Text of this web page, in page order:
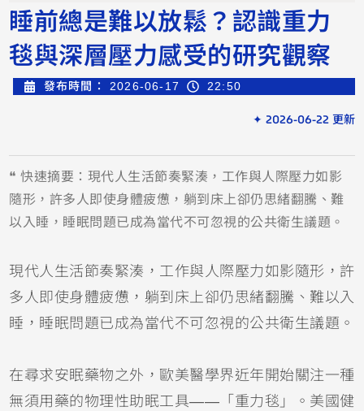
睡前總是難以放鬆？認識重力
毯與深層壓力感受的研究觀察
發布時間： 2026-06-17 22:50
✦ 2026-06-22 更新
❝ 快速摘要：現代人生活節奏緊湊，工作與人際壓力如影
隨形，許多人即使身體疲憊，躺到床上卻仍思緒翻騰、難
以入睡，睡眠問題已成為當代不可忽視的公共衛生議題。
現代人生活節奏緊湊，工作與人際壓力如影隨形，許
多人即使身體疲憊，躺到床上卻仍思緒翻騰、難以入
睡，睡眠問題已成為當代不可忽視的公共衛生議題。
在尋求安眠藥物之外，歐美醫學界近年開始關注一種
無須用藥的物理性助眠工具——「重力毯」。美國健